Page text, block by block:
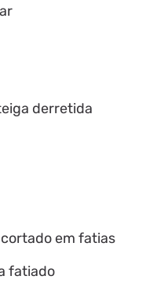
derretida
em fatias
fatiado